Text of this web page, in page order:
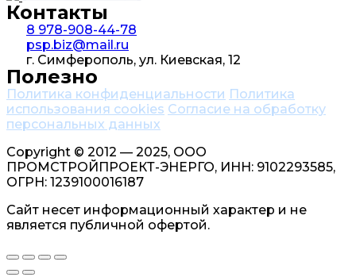
Контакты
8 978-908-44-78
psp.biz@mail.ru
г. Симферополь, ул. Киевская, 12
Полезно
Политика конфиденциальности Политика
использования cookies Согласие на обработку
персональных данных
Copyright © 2012 — 2025, ООО
ПРОМСТРОЙПРОЕКТ-ЭНЕРГО, ИНН: 9102293585,
ОГРН: 1239100016187
Сайт несет информационный характер и не
является публичной офертой.